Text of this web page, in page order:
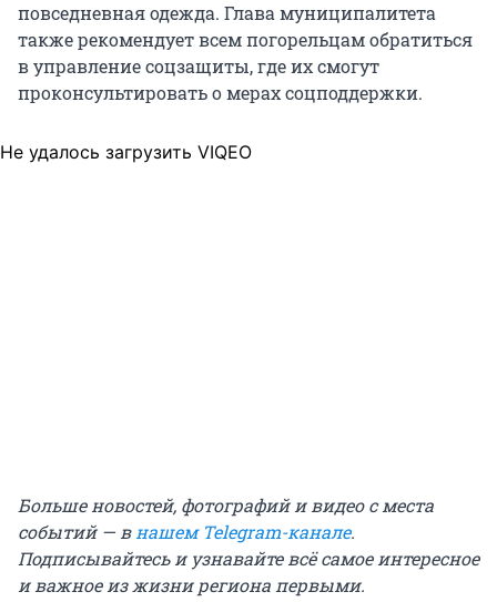
повседневная одежда. Глава муниципалитета
также рекомендует всем погорельцам обратиться
в управление соцзащиты, где их смогут
проконсультировать о мерах соцподдержки.
Не удалось загрузить VIQEO
Больше новостей, фотографий и видео с места
событий — в нашем Telegram-канале.
Подписывайтесь и узнавайте всё самое интересное
и важное из жизни региона первыми.